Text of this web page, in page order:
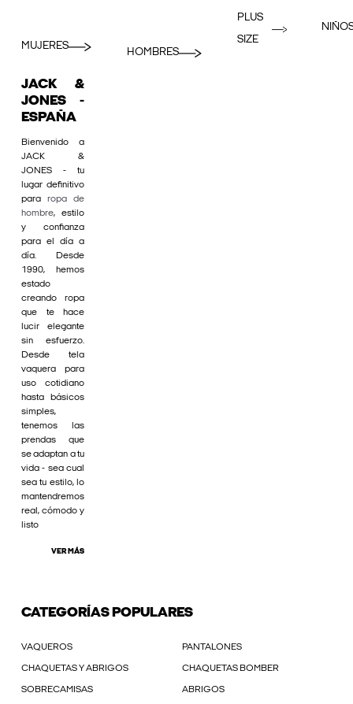
MUJERES
HOMBRES
PLUS
SIZE
JACK &
JONES -
ESPAÑA
Bienvenido a
JACK &
JONES - tu
lugar definitivo
para ropa de
hombre, estilo
y confianza
para el día a
día. Desde
1990, hemos
estado
creando ropa
que te hace
lucir elegante
sin esfuerzo.
Desde tela
vaquera para
uso cotidiano
hasta básicos
simples,
tenemos las
prendas que
se adaptan a tu
vida - sea cual
sea tu estilo, lo
mantendremos
real, cómodo y
listo
VER MÁS
CATEGORÍAS POPULARES
VAQUEROS PANTALONES
CHAQUETAS Y ABRIGOS CHAQUETAS BOMBER
SOBRECAMISAS ABRIGOS